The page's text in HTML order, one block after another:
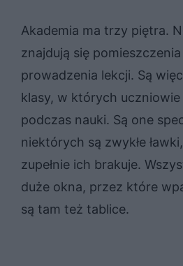
Akademia ma trzy piętra.
znajdują się
prowadzenia lekcji. Są
klasy, w których
podczas nauki. Są one
niektórych są zwykłe
zupełnie ich brakuje.
duże okna, przez które
są tam też tablice.